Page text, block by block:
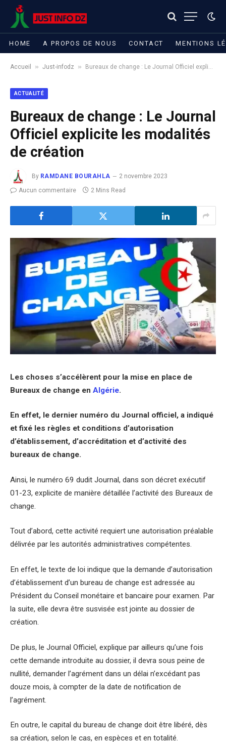
HOME A PROPOS DE NOUS CONTACT MENTIONS
Accueil » Just-infodz » Bureaux de change : Le Journal Officiel explicite les modalités de création
ACTUALITÉ
Bureaux de change : Le Journal
Officiel explicite les modalités
de création
By RAMDANE BOURAHLA
2 novembre 2023
Aucun commentaire
2 Mins Read
Les choses s’accélèrent pour la mise en place de
Bureaux de change en Algérie.
En effet, le dernier numéro du Journal officiel, a indiqué
et fixé les règles et conditions d’autorisation
d’établissement, d’accréditation et d’activité des
bureaux de change.
Ainsi, le numéro 69 dudit Journal, dans son décret exécutif
01-23, explicite de manière détaillée l’activité des Bureaux de
change.
Tout d’abord, cette activité requiert une autorisation préalable
délivrée par les autorités administratives compétentes.
En effet, le texte de loi indique que la demande d’autorisation
d’établissement d’un bureau de change est adressée au
Président du Conseil monétaire et bancaire pour examen. Par
la suite, elle devra être susvisée est jointe au dossier de
création.
De plus, le Journal Officiel, explique par ailleurs qu’une fois
cette demande introduite au dossier, il devra sous peine de
nullité, demander l’agrément dans un délai n’excédant pas
douze mois, à compter de la date de notification de
l’agrément.
En outre, le capital du bureau de change doit être libéré, dès
sa création, selon le cas, en espèces et en totalité.